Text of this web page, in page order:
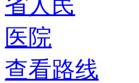
查看路线